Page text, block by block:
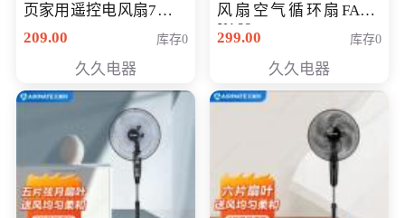
页家用遥控电风扇7档风
量空气循环摇头立式落
定时落地式风扇CS35-
R20
209.00 库存0
久久电器
风扇空气循环扇FA18-
X168
299.00 库存0
久久电器